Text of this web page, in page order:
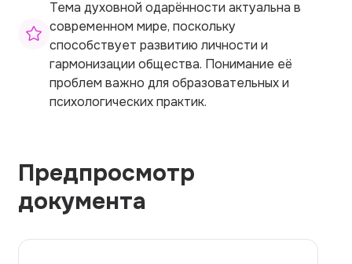
Тема духовной одарённости актуальна в
современном мире, поскольку
способствует развитию личности и
гармонизации общества. Понимание её
проблем важно для образовательных и
психологических практик.
Предпросмотр
документа